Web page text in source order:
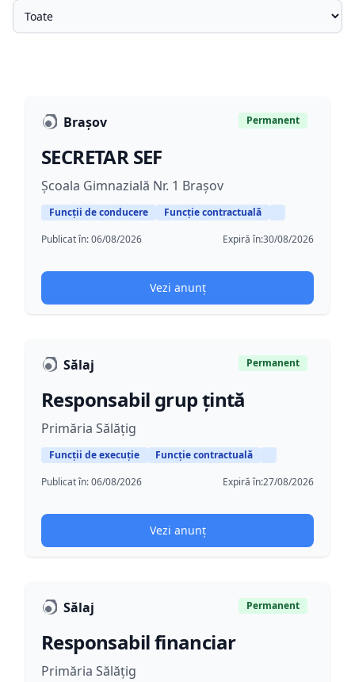
Brașov Permanent
SECRETAR SEF
Școala Gimnazială Nr. 1 Brașov
Funcții de conducere
Funcție contractuală
Publicat în:06/08/2026 Expiră în:30/08/2026
Vezi anunț
Sălaj Permanent
Responsabil grup țintă
Primăria Sălățig
Funcții de execuție
Funcție contractuală
Publicat în:06/08/2026 Expiră în:27/08/2026
Vezi anunț
Sălaj Permanent
Responsabil financiar
Primăria Sălățig